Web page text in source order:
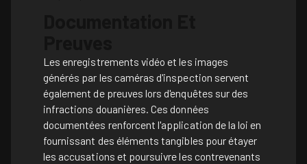
Les enregistrements vidéo et les images
générés par les caméras d'inspection servent
également de preuves lors d'enquêtes sur des
infractions douanières. Ces données
documentées renforcent l'application de la loi en
fournissant des éléments tangibles pour étayer
les accusations et poursuivre les contrevenants